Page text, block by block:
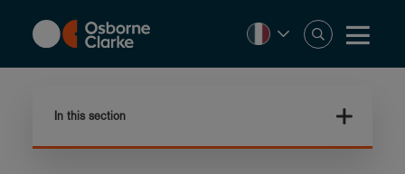
content
In this section